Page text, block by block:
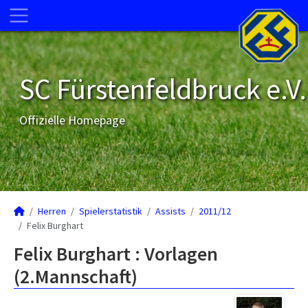
SC Fürstenfeldbruck e.V.
Offizielle Homepage
Herren Spielerstatistik Assists
2011/12
Felix Burghart
Felix Burghart : Vorlagen
(2.Mannschaft)